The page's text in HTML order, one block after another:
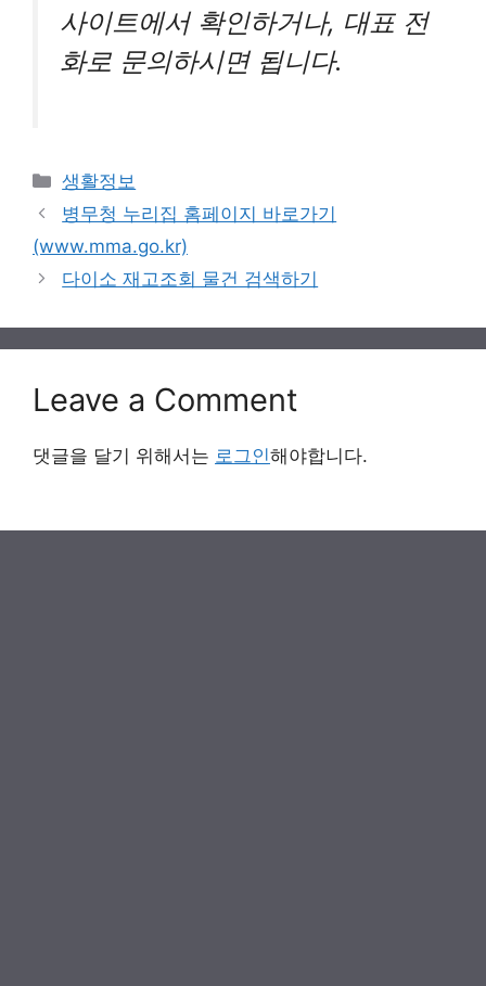
사이트에서 확인하거나, 대표 전
화로 문의하시면 됩니다.
Categories
생활정보
병무청 누리집 홈페이지 바로가기
(www.mma.go.kr)
다이소 재고조회 물건 검색하기
Leave a Comment
댓글을 달기 위해서는 로그인해야합니다.